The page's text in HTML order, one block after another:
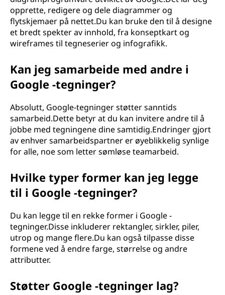
opprette, redigere og dele diagrammer og
flytskjemaer på nettet.Du kan bruke den til å designe
et bredt spekter av innhold, fra konseptkart og
wireframes til tegneserier og infografikk.
Kan jeg samarbeide med andre i
Google -tegninger?
Absolutt, Google-tegninger støtter sanntids
samarbeid.Dette betyr at du kan invitere andre til å
jobbe med tegningene dine samtidig.Endringer gjort
av enhver samarbeidspartner er øyeblikkelig synlige
for alle, noe som letter sømløse teamarbeid.
Hvilke typer former kan jeg legge
til i Google -tegninger?
Du kan legge til en rekke former i Google -
tegninger.Disse inkluderer rektangler, sirkler, piler,
utrop og mange flere.Du kan også tilpasse disse
formene ved å endre farge, størrelse og andre
attributter.
Støtter Google -tegninger lag?